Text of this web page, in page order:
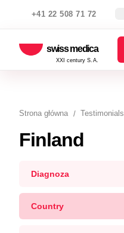
+41 22 508 71 72
swiss medica
XXI century S.A.
Strona główna Testimonials
Finland
Diagnoza
Country